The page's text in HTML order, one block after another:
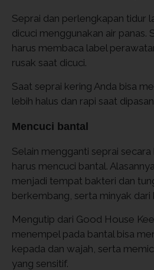
Seprai dan perlengkapan tidur
dicuci menggunakan air panas.
harus membaca label
rusak saat dicuci.
Saat seprai kering Anda bisa
lebih halus dan rapi saat
Mencuci bantal
Selain mengganti seprai
harus mencuci bantal.
menjadi tempat bakteri dan
berkembang, serta minyak dari
Mengutip dari Good House
menempel pada bantal bisa
kepada dan wajah, serta
yang sensitif.